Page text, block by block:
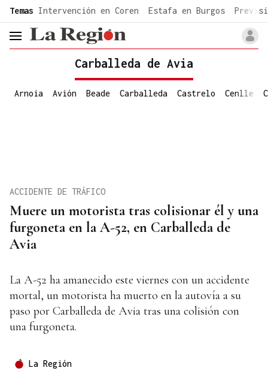
common.go-to-content
Temas Intervención en Coren Estafa en Burgos
header.menu.open
Carballeda de Avia
Arnoia Avión Beade Carballeda Castrelo Cenlle
Muere un motorista tras colisionar él y una
furgoneta en la A-52, en Carballeda de
Avia
ACCIDENTE DE TRÁFICO
La A-52 ha amanecido este viernes con un accidente
mortal, un motorista ha muerto en la autovía a su
paso por Carballeda de Avia tras una colisión con
una furgoneta.
La Región